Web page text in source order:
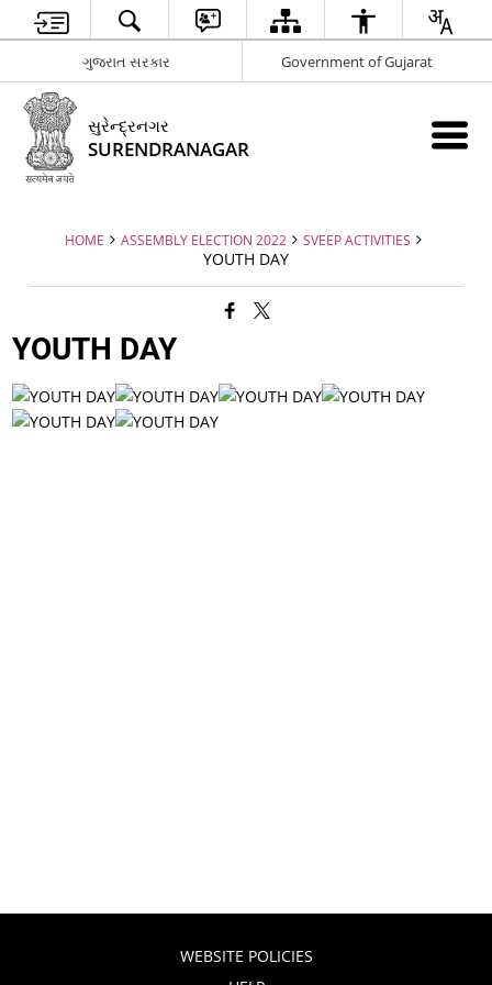
ગુજરાત સરકાર Government of Gujarat
સુરેન્દ્રનગર
SURENDRANAGAR
HOME ASSEMBLY ELECTION 2022 SVEEP ACTIVITIES
YOUTH DAY
YOUTH DAY
WEBSITE POLICIES